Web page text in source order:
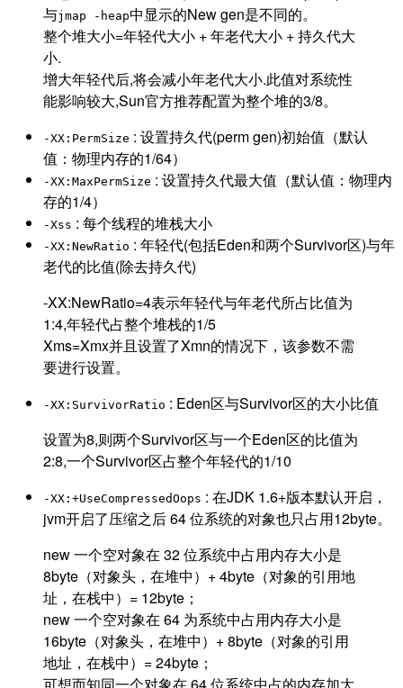
与jmap -heap中显示的New gen是不同的。
整个堆大小=年轻代大小 + 年老代大小 + 持久代大
小.
增大年轻代后,将会减小年老代大小.此值对系统性
能影响较大,Sun官方推荐配置为整个堆的3/8。
-XX:PermSize : 设置持久代(perm gen)初始值（默认
值：物理内存的1/64）
-XX:MaxPermSize : 设置持久代最大值（默认值：物理内
存的1/4）
-Xss : 每个线程的堆栈大小
-XX:NewRatio : 年轻代(包括Eden和两个Survivor区)与年
老代的比值(除去持久代)
-XX:NewRatio=4表示年轻代与年老代所占比值为
1:4,年轻代占整个堆栈的1/5
Xms=Xmx并且设置了Xmn的情况下，该参数不需
要进行设置。
-XX:SurvivorRatio : Eden区与Survivor区的大小比值
设置为8,则两个Survivor区与一个Eden区的比值为
2:8,一个Survivor区占整个年轻代的1/10
-XX:+UseCompressedOops : 在JDK 1.6+版本默认开启，
jvm开启了压缩之后 64 位系统的对象也只占用12byte。
new 一个空对象在 32 位系统中占用内存大小是
8byte（对象头，在堆中）+ 4byte（对象的引用地
址，在栈中）= 12byte；
new 一个空对象在 64 为系统中占用内存大小是
16byte（对象头，在堆中）+ 8byte（对象的引用
地址，在栈中）= 24byte；